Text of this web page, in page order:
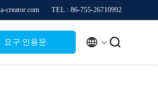
creator.com TEL : 86-755-26710992
요구 인용문  